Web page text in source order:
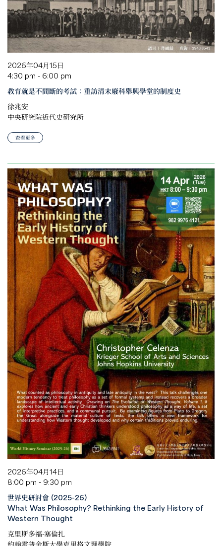
2026年04月15日
4:30 pm - 6:00 pm
教育就是不間斷的考試：重訪清末廢科舉興學堂的制度史
徐兆安
中央研究院近代史研究所
查看更多
2026年04月14日
8:00 pm - 9:30 pm
世界史研討會 (2025-26)
What Was Philosophy? Rethinking the Early History of
Western Thought
克里斯多福·塞倫扎